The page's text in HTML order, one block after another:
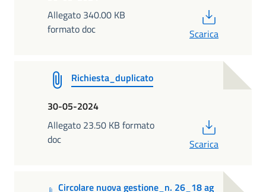
Allegato 340.00 KB
formato doc
Scarica
Richiesta_duplicato
30-05-2024
Allegato 23.50 KB formato
doc
Scarica
Circolare nuova gestione_n. 26_18 ag